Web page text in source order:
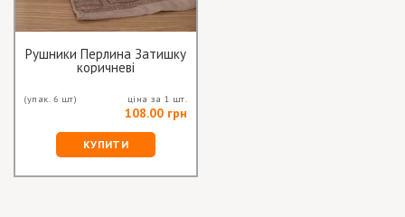
Рушники Перлина Затишку
коричневі
(упак. 6 шт) ціна за 1 шт.
108.00 грн
КУПИТИ